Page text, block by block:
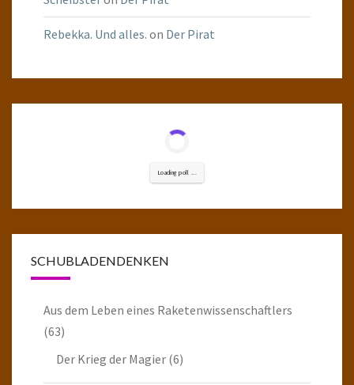
Rebekka. Und alles. on Der Pirat
Loading poll ...
SCHUBLADENDENKEN
Aus dem Leben eines Raketenwissenschaftlers
(63)
Der Krieg der Magier (6)